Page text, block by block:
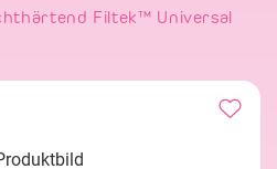
Filtek™ Universal